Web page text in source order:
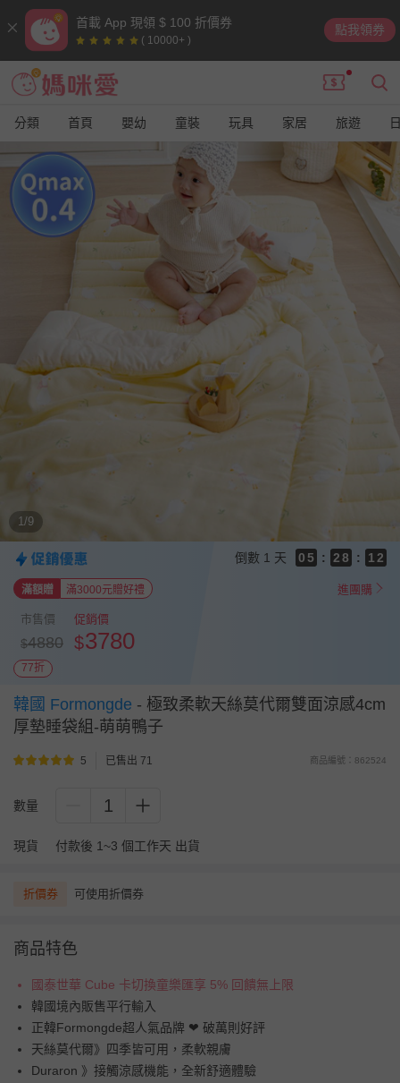
首載 App 現領 $ 100 折價券
( 10000+ )
點我領券
分類 首頁 嬰幼 童裝 玩具 家居 旅遊
1/9
倒數 1 天 0
1
7
8
5
6
:
0
2
3
5
7
0
6
8
9
:
0
0
6
7
8
滿額贈 滿3000元贈好禮 進團購
市售價
$4880
促銷價
$3780
77折
韓國 Formongde - 極致柔軟天絲莫代爾雙面涼感4cm
厚墊睡袋組-萌萌鴨子
5 已售出 71 商品編號：862524
數量 1
現貨 付款後 1~3 個工作天 出貨
折價券 可使用折價券
商品特色
國泰世華 Cube 卡切換童樂匯享 5% 回饋無上限
韓國境內販售平行輸入
正韓Formongde超人氣品牌 ❤︎ 破萬則好評
天絲莫代爾》四季皆可用，柔軟親膚
Duraron 》接觸涼感機能，全新舒適體驗